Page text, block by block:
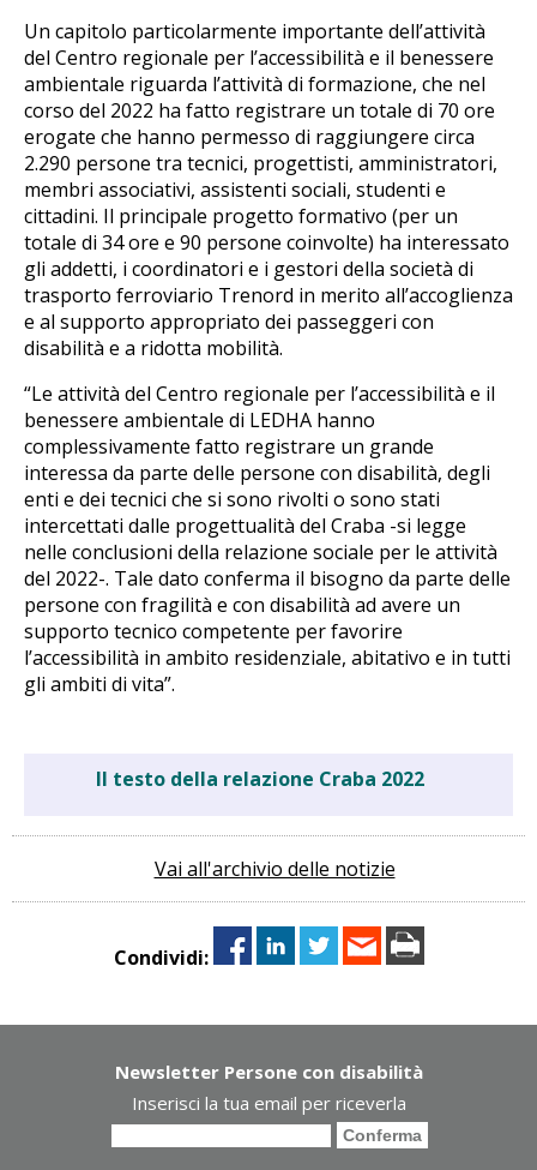
Un capitolo particolarmente importante dell’attività
del Centro regionale per l’accessibilità e il benessere
ambientale riguarda l’attività di formazione, che nel
corso del 2022 ha fatto registrare un totale di 70 ore
erogate che hanno permesso di raggiungere circa
2.290 persone tra tecnici, progettisti, amministratori,
membri associativi, assistenti sociali, studenti e
cittadini. Il principale progetto formativo (per un
totale di 34 ore e 90 persone coinvolte) ha interessato
gli addetti, i coordinatori e i gestori della società di
trasporto ferroviario Trenord in merito all’accoglienza
e al supporto appropriato dei passeggeri con
disabilità e a ridotta mobilità.
“Le attività del Centro regionale per l’accessibilità e il
benessere ambientale di LEDHA hanno
complessivamente fatto registrare un grande
interessa da parte delle persone con disabilità, degli
enti e dei tecnici che si sono rivolti o sono stati
intercettati dalle progettualità del Craba -si legge
nelle conclusioni della relazione sociale per le attività
del 2022-. Tale dato conferma il bisogno da parte delle
persone con fragilità e con disabilità ad avere un
supporto tecnico competente per favorire
l’accessibilità in ambito residenziale, abitativo e in tutti
gli ambiti di vita”.
Il testo della relazione Craba 2022
Vai all'archivio delle notizie
Condividi:
Newsletter Persone con disabilità
Inserisci la tua email per riceverla